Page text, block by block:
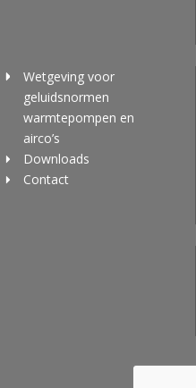
Wetgeving voor
geluidsnormen
warmtepompen en
airco’s
Downloads
Contact